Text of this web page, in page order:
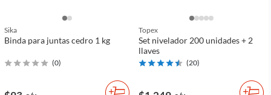
Sika
Binda para juntas cedro 1 kg
(0)
Topex
Set nivelador 200 unidades + 2
llaves
(20)